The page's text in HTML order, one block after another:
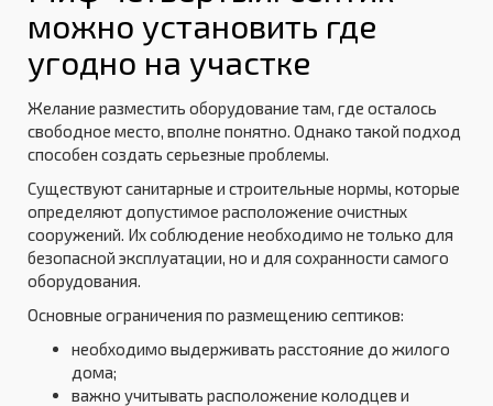
можно установить где
угодно на участке
Желание разместить оборудование там, где осталось
свободное место, вполне понятно. Однако такой подход
способен создать серьезные проблемы.
Существуют санитарные и строительные нормы, которые
определяют допустимое расположение очистных
сооружений. Их соблюдение необходимо не только для
безопасной эксплуатации, но и для сохранности самого
оборудования.
Основные ограничения по размещению септиков:
необходимо выдерживать расстояние до жилого
дома;
важно учитывать расположение колодцев и